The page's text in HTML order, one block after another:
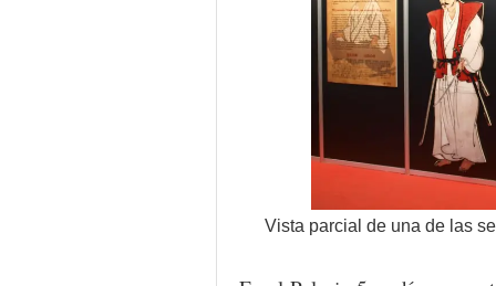
Vista parcial de una de las